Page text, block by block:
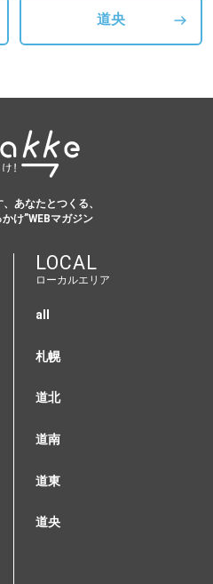
道央
あなたとつくる、
け”WEBマガジン
LOCAL
ローカルエリア
all
札幌
道北
道南
道東
道央